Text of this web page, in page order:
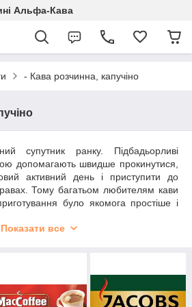
Альфа-Кава
- Кава розчинна, капучіно
супутник ранку. Підбадьорливі
допомагають швидше прокинутися,
активний день і приступити до
Тому багатьом любителям кави
було якомога простіше і
каву, поєднує в собі яскравий аромат
в кінці XIX століття і з того
набирає все більшу популярність.
цього продукту мало в чому зазнала
Показати все